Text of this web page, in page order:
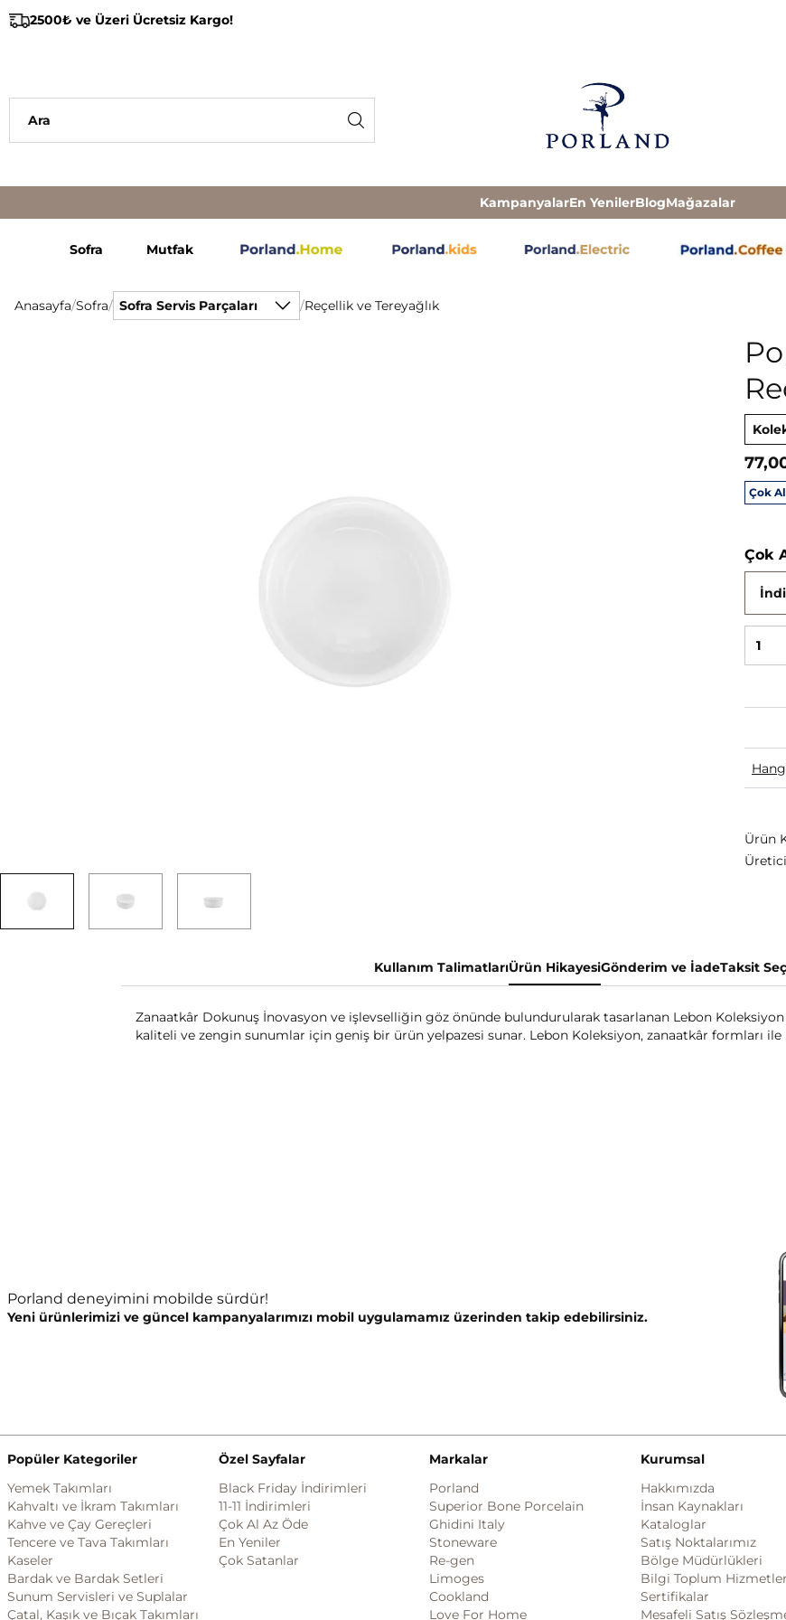
2500₺ ve Üzeri Ücretsiz Kargo!
KampanyalarEn YenilerBlogMağazalar
Sofra Mutfak
Anasayfa/Sofra/ Sofra Servis Parçaları /Reçellik ve Tereyağlık
Çok
Çok
1
Ürün
Kullanım TalimatlarıÜrün HikayesiGönderim ve İadeTaksit
Zanaatkâr Dokunuş İnovasyon ve işlevselliğin göz önünde bulundurularak tasarlanan Lebon
kaliteli ve zengin sunumlar için geniş bir ürün yelpazesi sunar. Lebon Koleksiyon, zanaatkâr formları
Porland deneyimini mobilde sürdür!
Yeni ürünlerimizi ve güncel kampanyalarımızı mobil uygulamamız üzerinden takip edebilirsiniz.
Popüler Kategoriler
Yemek Takımları
Kahvaltı ve İkram Takımları
Kahve ve Çay Gereçleri
Tencere ve Tava Takımları
Kaseler
Bardak ve Bardak Setleri
Sunum Servisleri ve Suplalar
Çatal, Kaşık ve Bıçak Takımları
Markalar
Porland
Superior Bone Porcelain
Ghidini Italy
Stoneware
Re-gen
Limoges
Cookland
Love For Home
Kurumsal
Hakkımızda
İnsan Kaynakları
Kataloglar
Satış Noktalarımız
Bölge Müdürlükleri
Bilgi Toplum
Sertifikalar
Mesafeli Satış
Özel Sayfalar
Black Friday İndirimleri
11-11 İndirimleri
Çok Al Az Öde
En Yeniler
Çok Satanlar